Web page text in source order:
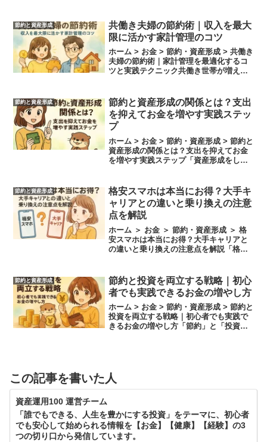
水道の料金は、使い方次第で数千円単位
の節約が見込...
節約と資産形成
共働き夫婦の節約術｜収入を最大
限に活かす家計管理のコツ
ホーム > お金 > 節約・資産形成 > 共働き
夫婦の節約術｜家計管理を最適化するコ
ツと実践テクニック共働き世帯が増える
んな悩みを抱えている夫婦は少なくあり
ません。実...
節約と資産形成
節約と資産形成の関係とは？支出
を抑えてお金を増やす実践ステッ
プ
ホーム > お金 > 節約・資産形成 > 節約と
資産形成の関係とは？支出を抑えてお金
を増やす実践ステップ「資産形成をした
がらない現代において、資産形成におけ
る第一歩は、...
節約と資産形成
格安スマホは本当にお得？大手キ
ャリアとの違いと乗り換えの注意
点を解説
ホーム ＞ お金 ＞ 節約・資産形成 ＞ 格
安スマホは本当にお得？大手キャリアと
の違いと乗り換えの注意点を解説「格安
つ方が増えています。特に、毎月の通信
費を見直して節約...
節約と資産形成
節約と投資を両立する戦略｜初心
者でも実践できるお金の増やし方
ホーム > お金 > 節約・資産形成 > 節約と
投資を両立する戦略｜初心者でも実践で
きるお金の増やし方「節約」と「投資」
この記事を書いた人
資産運用100 運営チーム
「誰でもできる、人生を豊かにする投資」をテーマに、初心者
でも安心して始められる情報を【お金】【健康】【経験】の3
つの切り口から発信しています。